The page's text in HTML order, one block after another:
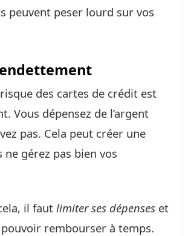
peuvent peser lourd sur vos
des cartes de crédit est
Vous dépensez de l’argent
pas. Cela peut créer une
ne gérez pas bien vos
il faut limiter ses dépenses et
pouvoir rembourser à temps.